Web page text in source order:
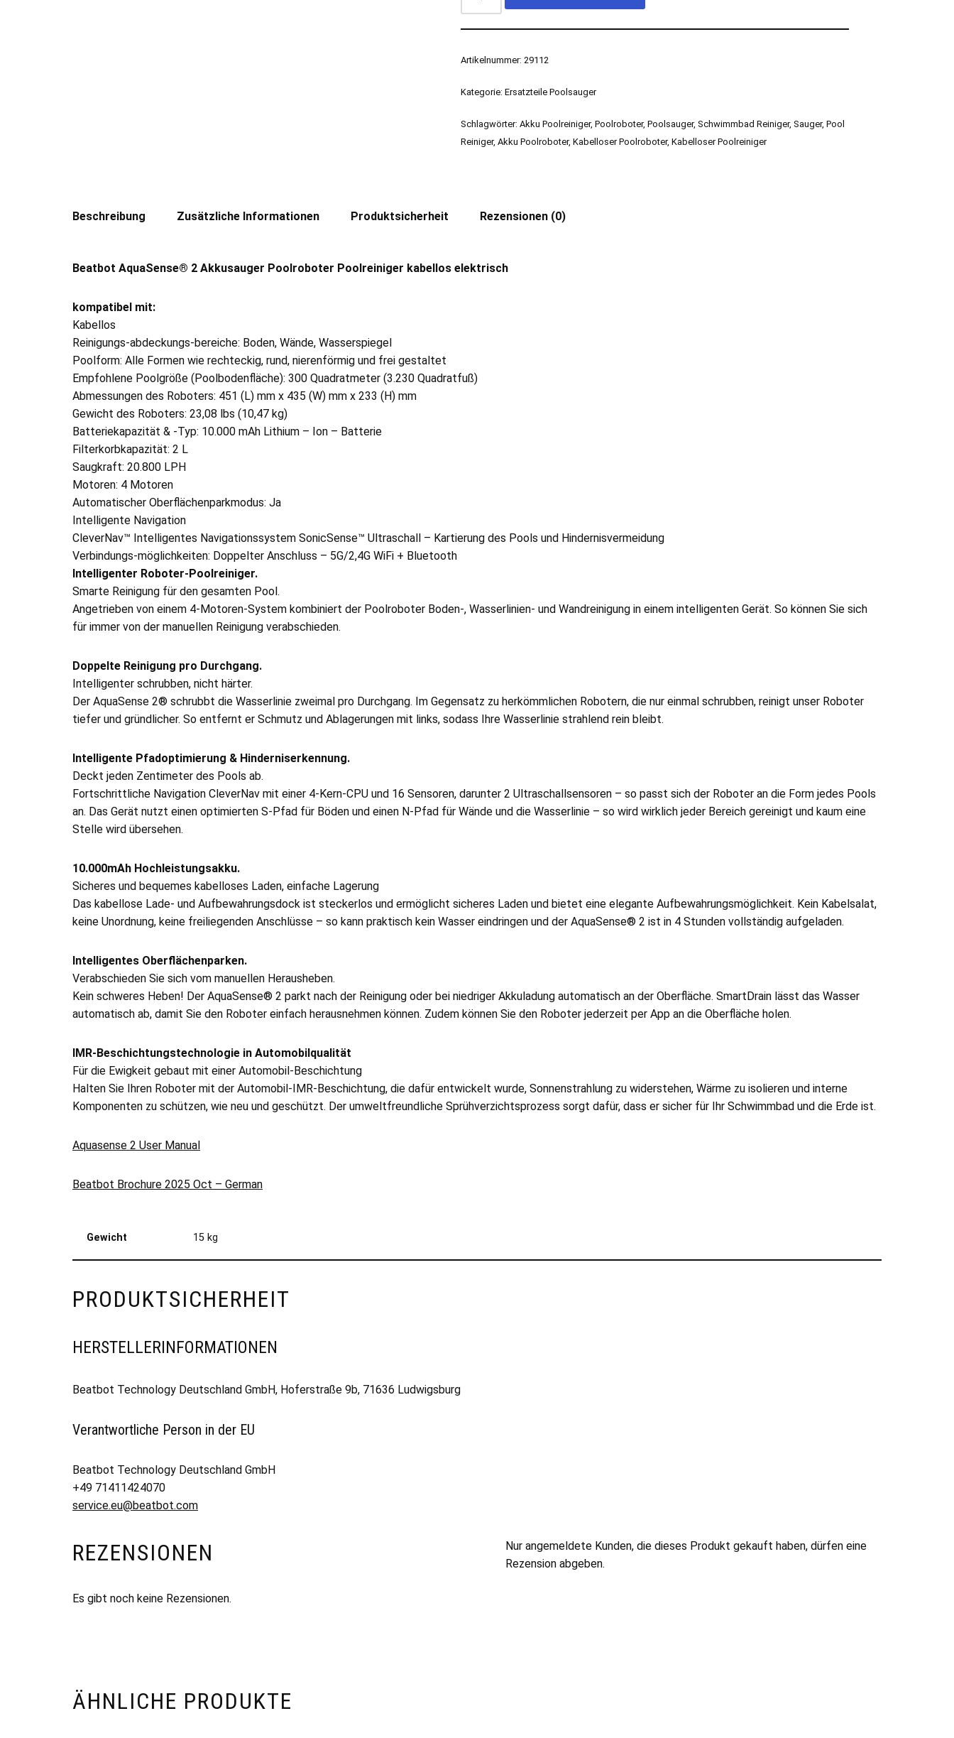
Artikelnummer:29112
Kategorie:Ersatzteile Poolsauger
Schlagwörter:Akku Poolreiniger,Poolroboter,Poolsauger,Schwimmbad Reiniger,Sauger,Pool
Reiniger,Akku Poolroboter,Kabelloser Poolroboter,Kabelloser Poolreiniger
Beschreibung Zusätzliche Informationen Produktsicherheit Rezensionen (0)
Beatbot AquaSense® 2 Akkusauger Poolroboter Poolreiniger kabellos elektrisch
kompatibel mit:
Kabellos
Reinigungs-abdeckungs-bereiche: Boden, Wände, Wasserspiegel
Poolform: Alle Formen wie rechteckig, rund, nierenförmig und frei gestaltet
Empfohlene Poolgröße (Poolbodenfläche): 300 Quadratmeter (3.230 Quadratfuß)
Abmessungen des Roboters: 451 (L) mm x 435 (W) mm x 233 (H) mm
Gewicht des Roboters: 23,08 lbs (10,47 kg)
Batteriekapazität & -Typ: 10.000 mAh Lithium – Ion – Batterie
Filterkorbkapazität: 2 L
Saugkraft: 20.800 LPH
Motoren: 4 Motoren
Automatischer Oberflächenparkmodus: Ja
Intelligente Navigation
CleverNav™ Intelligentes Navigationssystem SonicSense™ Ultraschall – Kartierung des Pools und Hindernisvermeidung
Verbindungs-möglichkeiten: Doppelter Anschluss – 5G/2,4G WiFi + Bluetooth
Intelligenter Roboter-Poolreiniger.
Smarte Reinigung für den gesamten Pool.
Angetrieben von einem 4-Motoren-System kombiniert der Poolroboter Boden-, Wasserlinien- und Wandreinigung in einem intelligenten Gerät. So können Sie sich
für immer von der manuellen Reinigung verabschieden.
Doppelte Reinigung pro Durchgang.
Intelligenter schrubben, nicht härter.
Der AquaSense 2® schrubbt die Wasserlinie zweimal pro Durchgang. Im Gegensatz zu herkömmlichen Robotern, die nur einmal schrubben, reinigt unser Roboter
tiefer und gründlicher. So entfernt er Schmutz und Ablagerungen mit links, sodass Ihre Wasserlinie strahlend rein bleibt.
Intelligente Pfadoptimierung & Hinderniserkennung.
Deckt jeden Zentimeter des Pools ab.
Fortschrittliche Navigation CleverNav mit einer 4-Kern-CPU und 16 Sensoren, darunter 2 Ultraschallsensoren – so passt sich der Roboter an die Form jedes Pools
an. Das Gerät nutzt einen optimierten S-Pfad für Böden und einen N-Pfad für Wände und die Wasserlinie – so wird wirklich jeder Bereich gereinigt und kaum eine
Stelle wird übersehen.
10.000mAh Hochleistungsakku.
Sicheres und bequemes kabelloses Laden, einfache Lagerung
Das kabellose Lade- und Aufbewahrungsdock ist steckerlos und ermöglicht sicheres Laden und bietet eine elegante Aufbewahrungsmöglichkeit. Kein Kabelsalat,
keine Unordnung, keine freiliegenden Anschlüsse – so kann praktisch kein Wasser eindringen und der AquaSense® 2 ist in 4 Stunden vollständig aufgeladen.
Intelligentes Oberflächenparken.
Verabschieden Sie sich vom manuellen Herausheben.
Kein schweres Heben! Der AquaSense® 2 parkt nach der Reinigung oder bei niedriger Akkuladung automatisch an der Oberfläche. SmartDrain lässt das Wasser
automatisch ab, damit Sie den Roboter einfach herausnehmen können. Zudem können Sie den Roboter jederzeit per App an die Oberfläche holen.
IMR-Beschichtungstechnologie in Automobilqualität
Für die Ewigkeit gebaut mit einer Automobil-Beschichtung
Halten Sie Ihren Roboter mit der Automobil-IMR-Beschichtung, die dafür entwickelt wurde, Sonnenstrahlung zu widerstehen, Wärme zu isolieren und interne
Komponenten zu schützen, wie neu und geschützt. Der umweltfreundliche Sprühverzichtsprozess sorgt dafür, dass er sicher für Ihr Schwimmbad und die Erde ist.
Aquasense 2 User Manual
Beatbot Brochure 2025 Oct – German
Gewicht 15 kg
PRODUKTSICHERHEIT
HERSTELLERINFORMATIONEN
Beatbot Technology Deutschland GmbH, Hoferstraße 9b, 71636 Ludwigsburg
Verantwortliche Person in der EU
Beatbot Technology Deutschland GmbH
+49 71411424070
service.eu@beatbot.com
REZENSIONEN
Es gibt noch keine Rezensionen.
Nur angemeldete Kunden, die dieses Produkt gekauft haben, dürfen eine
Rezension abgeben.
ÄHNLICHE PRODUKTE